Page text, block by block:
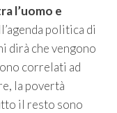
l’uomo e
politica di
dirà che vengono
correlati ad
la povertà
il resto sono